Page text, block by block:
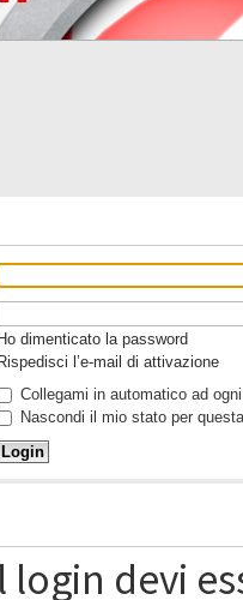
Ho dimenticato la password
Rispedisci l’e-mail di attivazione
Collegami in automatico ad
Nascondi il mio stato per
login devi